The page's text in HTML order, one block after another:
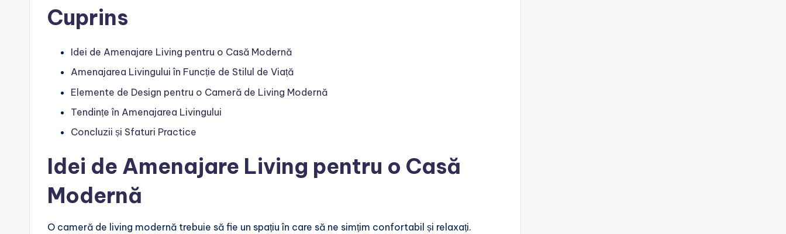
Cuprins
Idei de Amenajare Living pentru o Casă Modernă
Amenajarea Livingului în Funcție de Stilul de Viață
Elemente de Design pentru o Cameră de Living Modernă
Tendințe în Amenajarea Livingului
Concluzii și Sfaturi Practice
Idei de Amenajare Living pentru o Casă
Modernă
O cameră de living modernă trebuie să fie un spațiu în care să ne simțim confortabil și relaxați.